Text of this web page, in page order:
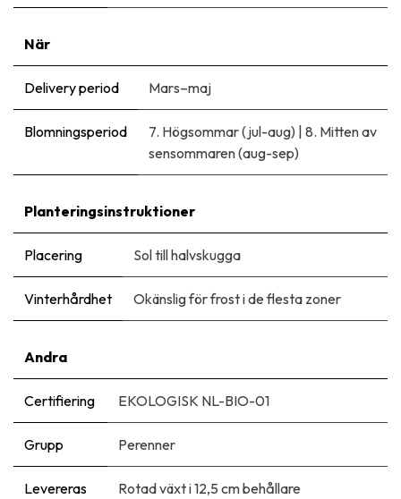
När
Delivery period Mars–maj
Blomningsperiod 7. Högsommar (jul-aug) | 8. Mitten av
sensommaren (aug-sep)
Planteringsinstruktioner
Placering Sol till halvskugga
Vinterhårdhet Okänslig för frost i de flesta zoner
Andra
Certifiering EKOLOGISK NL-BIO-01
Grupp Perenner
Levereras
Rotad växt i 12,5 cm behållare